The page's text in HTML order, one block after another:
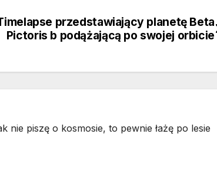
przedstawiający planetę Beta
Pictoris b podążającą po swojej orbicie
nie piszę o kosmosie, to pewnie łażę po lesie